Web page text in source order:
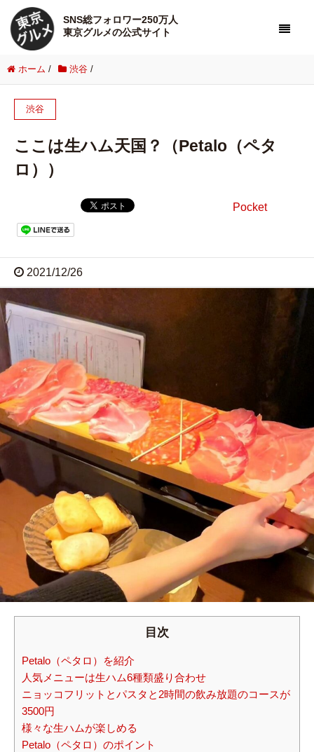
SNS総フォロワー250万人
東京グルメの公式サイト
ホーム / 渋谷 /
渋谷
ここは生ハム天国？（Petalo（ペタ
ロ））
Pocket
2021/12/26
目次
Petalo（ペタロ）を紹介
人気メニューは生ハム6種類盛り合わせ
ニョッコフリットとパスタと2時間の飲み放題のコースが
3500円
様々な生ハムが楽しめる
Petalo（ペタロ）のポイント